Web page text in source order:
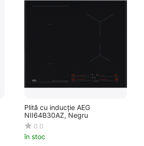
Plită cu inducție AEG
NII64B30AZ, Negru
0.0
în stoc